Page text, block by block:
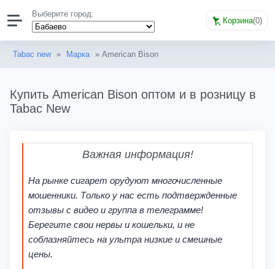
Выберите город:
Корзина(0)
Tabac new » Марка » American Bison
Купить American Bison оптом и в розницу в
Tabac New
Важная информация!
На рынке сигарет орудуют многочисленные
мошенники. Только у нас есть подтвержденные
отзывы с видео и группа в телеграмме!
Берегите свои нервы и кошельки, и не
соблазняйтесь на ультра низкие и смешные
цены.